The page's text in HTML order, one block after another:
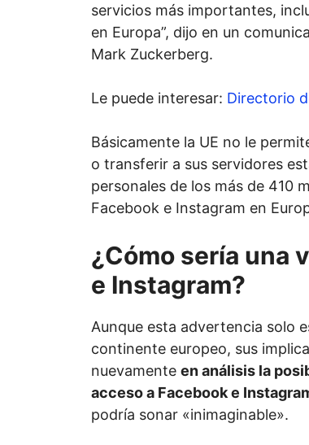
servicios más importantes,
en Europa”, dijo en un
Mark Zuckerberg.
Le puede interesar: Directorio
Básicamente la UE no le
o transferir a sus servidores
personales de los más de 410
Facebook e Instagram en
¿Cómo sería una
e Instagram?
Aunque esta advertencia solo
continente europeo, sus
nuevamente en análisis la
acceso a Facebook e
podría sonar «inimaginable».